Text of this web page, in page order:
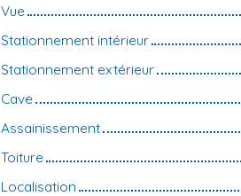
Vue
Stationnement intérieur
Stationnement extérieur
Cave
Assainissement
Toiture
Localisation